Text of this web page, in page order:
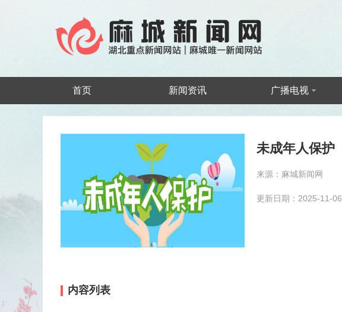
首页 新闻资讯 广播电视
未成年人保护
来源：麻城新闻网
更新日期：2025-11-06
内容列表